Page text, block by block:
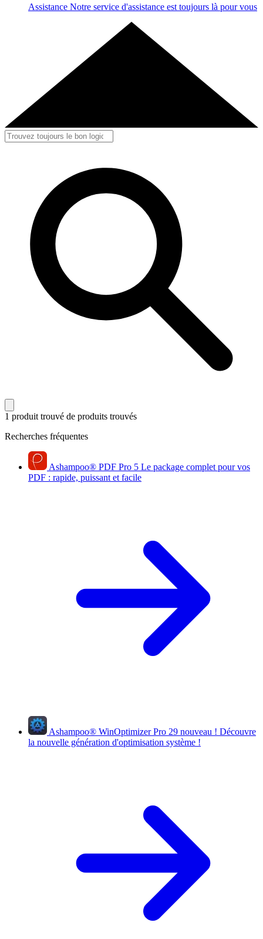
Assistance Notre service d'assistance est toujours là pour vous
1 produit trouvé de produits trouvés
Recherches fréquentes
Ashampoo® PDF Pro 5 Le package complet pour vos
PDF : rapide, puissant et facile
Ashampoo® WinOptimizer Pro 29 nouveau ! Découvre
la nouvelle génération d'optimisation système !